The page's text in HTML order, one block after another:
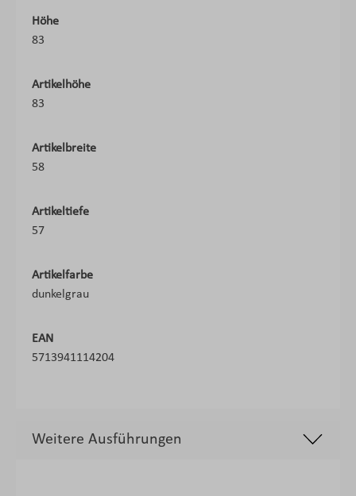
Höhe
83
Artikelhöhe
83
Artikelbreite
58
Artikeltiefe
57
Artikelfarbe
dunkelgrau
EAN
5713941114204
Weitere Ausführungen